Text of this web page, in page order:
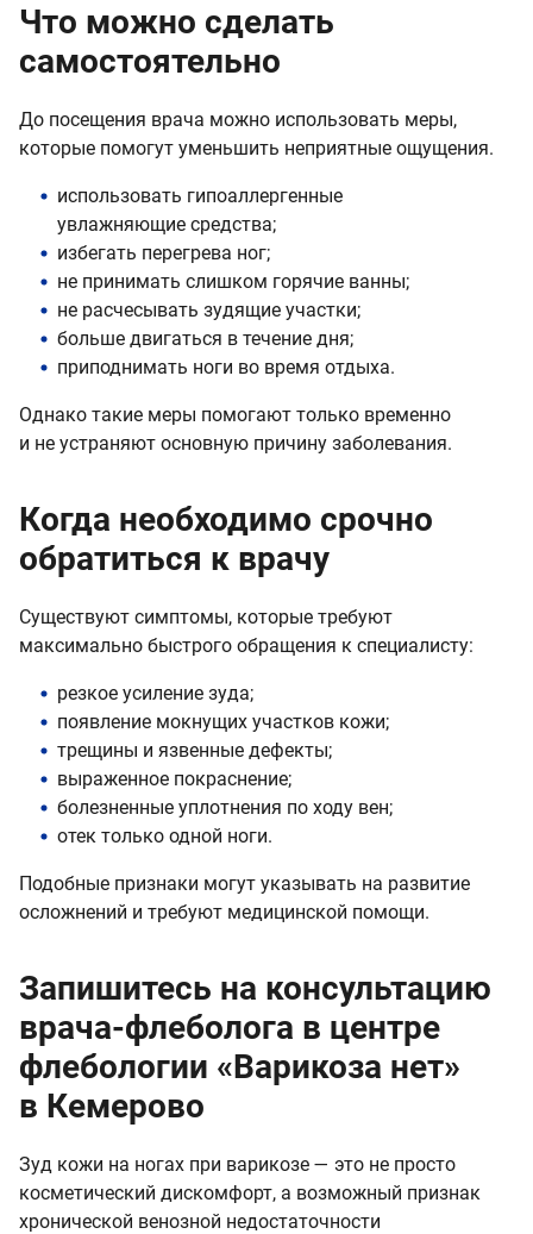
Что можно сделать
самостоятельно
До посещения врача можно использовать меры,
которые помогут уменьшить неприятные ощущения.
использовать гипоаллергенные
увлажняющие средства;
избегать перегрева ног;
не принимать слишком горячие ванны;
не расчесывать зудящие участки;
больше двигаться в течение дня;
приподнимать ноги во время отдыха.
Однако такие меры помогают только временно
и не устраняют основную причину заболевания.
Когда необходимо срочно
обратиться к врачу
Существуют симптомы, которые требуют
максимально быстрого обращения к специалисту:
резкое усиление зуда;
появление мокнущих участков кожи;
трещины и язвенные дефекты;
выраженное покраснение;
болезненные уплотнения по ходу вен;
отек только одной ноги.
Подобные признаки могут указывать на развитие
осложнений и требуют медицинской помощи.
Запишитесь на консультацию
врача-флеболога в центре
флебологии «Варикоза нет»
в Кемерово
Зуд кожи на ногах при варикозе — это не просто
косметический дискомфорт, а возможный признак
хронической венозной недостаточности